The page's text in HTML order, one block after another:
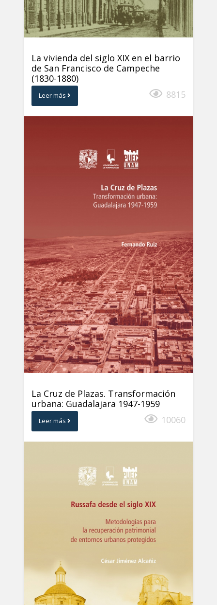
La vivienda del siglo XIX en el barrio
de San Francisco de Campeche
(1830-1880)
Leer más 8815
La Cruz de Plazas. Transformación
urbana: Guadalajara 1947-1959
Leer más 10060